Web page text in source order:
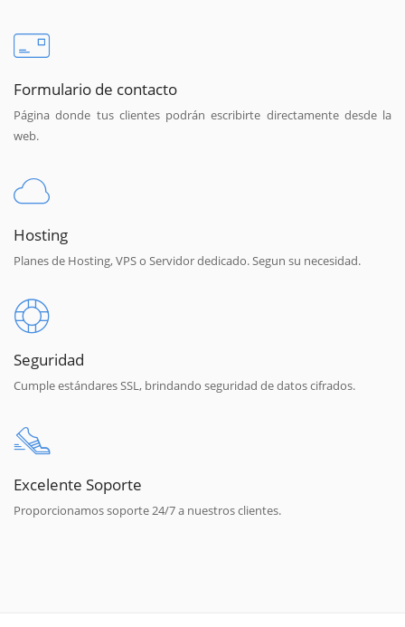
Formulario de contacto
Página donde tus clientes podrán escribirte directamente desde la
web.
Hosting
Planes de Hosting, VPS o Servidor dedicado. Segun su necesidad.
Seguridad
Cumple estándares SSL, brindando seguridad de datos cifrados.
Excelente Soporte
Proporcionamos soporte 24/7 a nuestros clientes.